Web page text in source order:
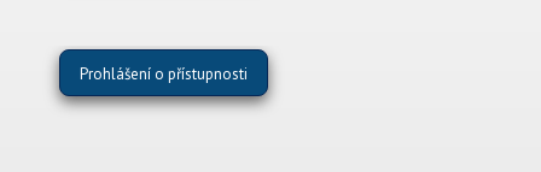
Prohlášení o přístupnosti